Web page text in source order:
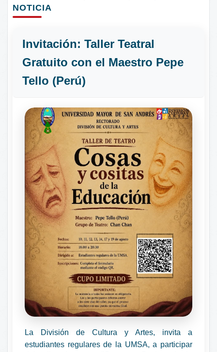
NOTICIA
Invitación: Taller Teatral
Gratuito con el Maestro Pepe
Tello (Perú)
La División de Cultura y Artes, invita a
estudiantes regulares de la UMSA, a participar